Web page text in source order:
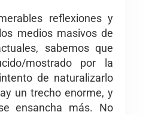
reflexiones y
medios masivos de
sabemos que
mostrado por la
de naturalizarlo
un trecho enorme, y
ensancha más. No